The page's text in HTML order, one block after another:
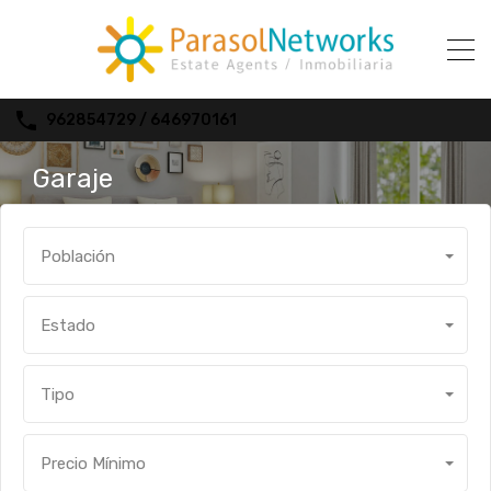
962854729 / 646970161
Garaje
Población
Estado
Tipo
Precio Mínimo